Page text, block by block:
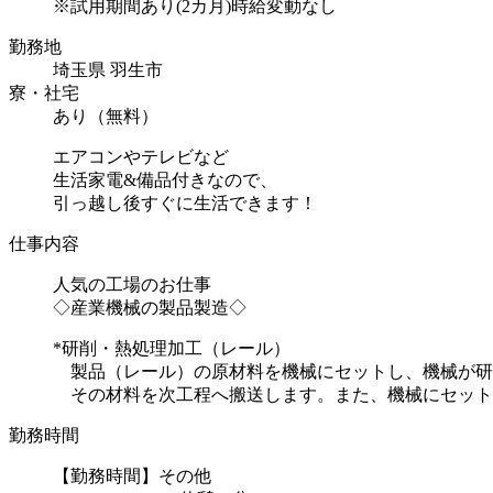
※試用期間あり(2カ月)時給変動なし
勤務地
埼玉県 羽生市
寮・社宅
あり（無料）
エアコンやテレビなど
生活家電&備品付きなので、
引っ越し後すぐに生活できます！
仕事内容
人気の工場のお仕事
◇産業機械の製品製造◇
*研削・熱処理加工（レール）
製品（レール）の原材料を機械にセットし、機械が
その材料を次工程へ搬送します。また、機械にセッ
勤務時間
【勤務時間】その他